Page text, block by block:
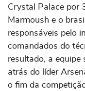
Crystal Palace por
Marmoush e o
responsáveis pelo
comandados do
resultado, a
atrás do líder
o fim da